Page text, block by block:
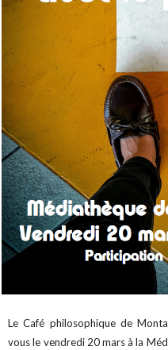
Le Café philosophique de
vous le vendredi 20 mars à la